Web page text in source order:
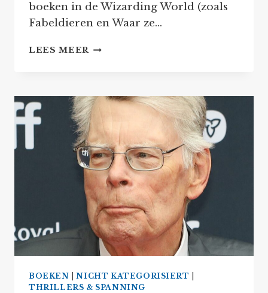
boeken in de Wizarding World (zoals
Fabeldieren en Waar ze…
LEES MEER J.
VOLGORDE
BOEKEN |NICHT KATEGORISIERT
THRILLERS & SPANNING